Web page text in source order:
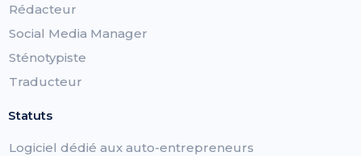
Rédacteur
Social Media Manager
Sténotypiste
Traducteur
Statuts
Logiciel dédié aux auto-entrepreneurs